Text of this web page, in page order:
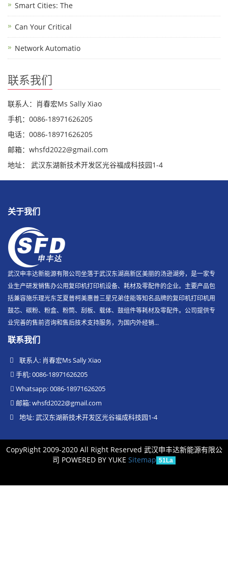
Smart Cities: The
Can Your Critical
Network Automatio
联系我们
联系人：肖春宏Ms Sally Xiao
手机：0086-18971626205
电话：0086-18971626205
邮箱：whsfd2022@gmail.com
地址： 武汉东湖新技术开发区光谷福成科技园1-4
关于我们
武汉申丰达新能源有限公司坐落于武汉东湖高新区美丽的汤逊湖旁，是一家专
业生产研发销售办公用复印机打印机设备、耗材及零配件的企业。主要产品包
括兼容施乐理光东芝夏普柯美惠普三星兄弟佳能等知名品牌的复印机打印机用
鼓芯、碳粉、粉盒、粉筒、刮板、载体、鼓组件等耗材及零配件。公司提供专
业完善的售前咨询和售后技术支持服务，为国内外经销...
联系我们
联系人: 肖春宏Ms Sally Xiao
手机: 0086-18971626205
Whatsapp: 0086-18971626205
邮箱:whsfd2022@gmail.com
地址: 武汉东湖新技术开发区光谷福成科技园1-4
CopyRight 2009-2020 All Right Reserved 武汉申丰达新能源有限公
司 POWERED BY YUKE Sitemap 51La